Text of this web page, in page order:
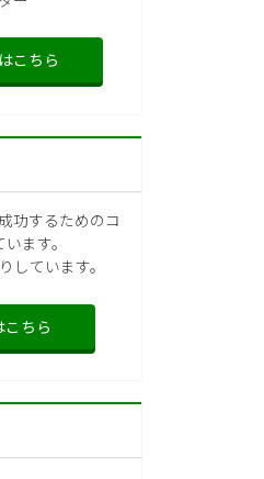
こちら
功するためのコ
ます。
しています。
こちら